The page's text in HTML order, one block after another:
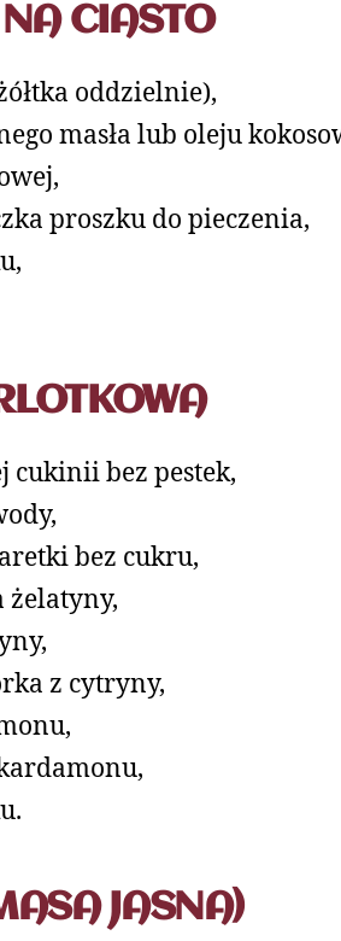
CIASTO
oddzielnie),
masła lub oleju
proszku do pieczenia,
cukinii bez pestek,
bez cukru,
żelatyny,
z cytryny,
JASNA)